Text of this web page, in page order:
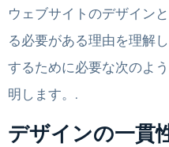
ウェブサイトのデザイン
る必要がある理由を理解
するために必要な次のよ
明します。.
デザインの一貫